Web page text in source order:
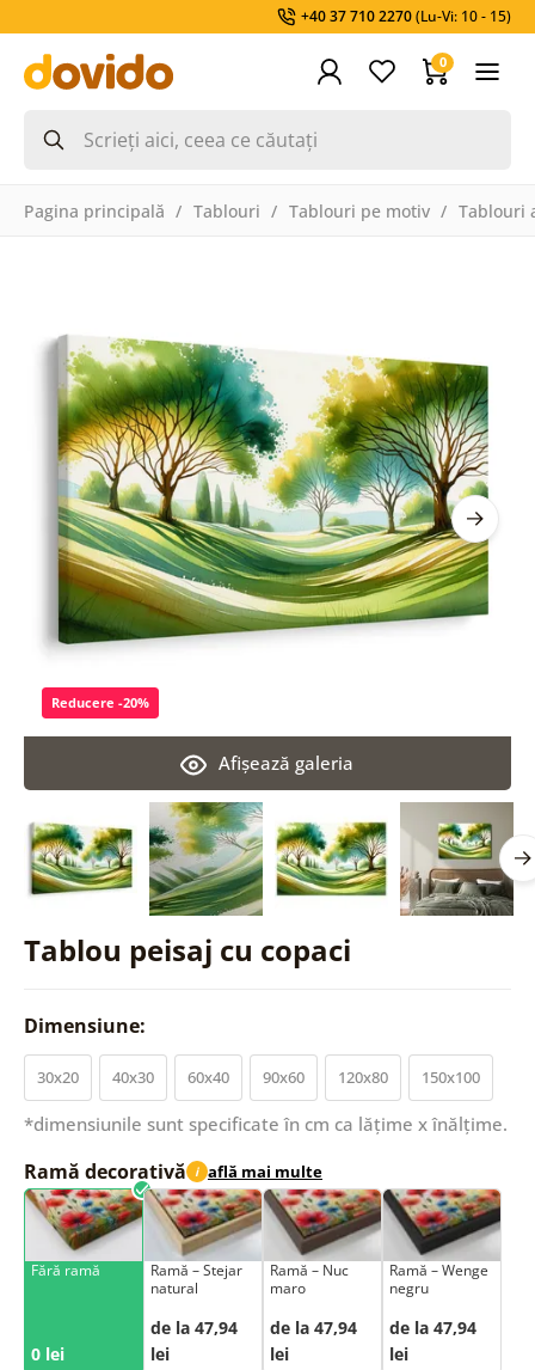
+40 37 710 2270(Lu-Vi: 10 - 15)
0
Pagina principală Tablouri Tablouri pe motiv Tablouri
Tablou peisaj cu copaci
Afişează galeria
Reducere -20%
Dimensiune:
30x20 40x30 60x40 90x60 120x80 150x100
*dimensiunile sunt specificate în cm ca lățime x înălțime.
Ramă decorativă i află mai multe
Fără ramă
0 lei
Ramă – Stejar
natural
de la 47,94
lei
Ramă – Nuc
maro
de la 47,94
lei
Ramă – Wenge
negru
de la 47,94
lei